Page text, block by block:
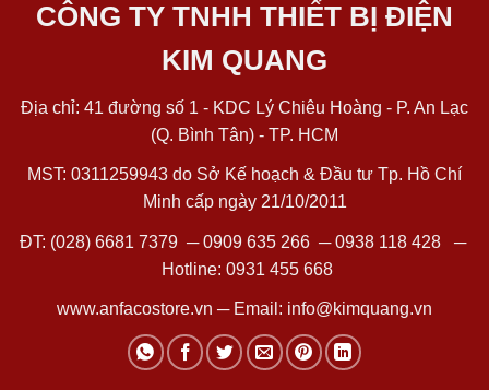
CÔNG TY TNHH THIẾT BỊ ĐIỆN
KIM QUANG
Địa chỉ: 41 đường số 1 - KDC Lý Chiêu Hoàng - P. An Lạc
(Q. Bình Tân) - TP. HCM
MST: 0311259943 do Sở Kế hoạch & Đầu tư Tp. Hồ Chí
Minh cấp ngày 21/10/2011
ĐT: (028) 6681 7379 ─0909 635 266─0938 118 428─
Hotline: 0931 455 668
www.anfacostore.vn ─ Email: info@kimquang.vn